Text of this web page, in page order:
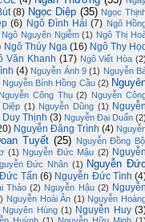
(8) Ngọc Diệp (35) Ngọc
(6) Ngô Đình Hải (7) Ngô
Ngô Nguyên Ngiễm (1) Ngô Thị
Ngô Thúy Nga (16) Ngô Thy
Văn Khanh (17) Ngô Viết Hòa
(4) Nguyễn Ánh 9 (1) Nguyễn
Nguyễn Bính Hồng Cầu (2)
Nguyễn Công Thụ (2) Nguyễn
Diệp (1) Nguyễn Dũng (1)
Duy Thịnh (3) Nguyễn Đại Duẩn
Nguyễn Đăng Trình (4)
Tuyết (25)
Nguyễn Đồng
(1) Nguyễn Đức Mậu (2)
Đức Nhân (1) Nguyễn
Tấn (6) Nguyễn Đức Tình
Thảo (2) Nguyễn Hậu (2)
Nguyễn Hoài Ân (1) Nguyễn
Nguyên Hùng (1) Nguyễn Huy